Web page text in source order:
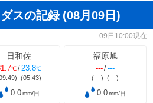
スの記録 (08月09日)
09日10:00現在
日和佐
℃ /23.8℃
(05:43)
0.0 mm/日
福原旭
---/---
(---) (---)
0.0mm/日